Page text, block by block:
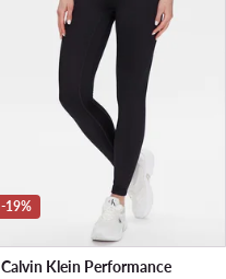
-19%
Calvin Klein Performance